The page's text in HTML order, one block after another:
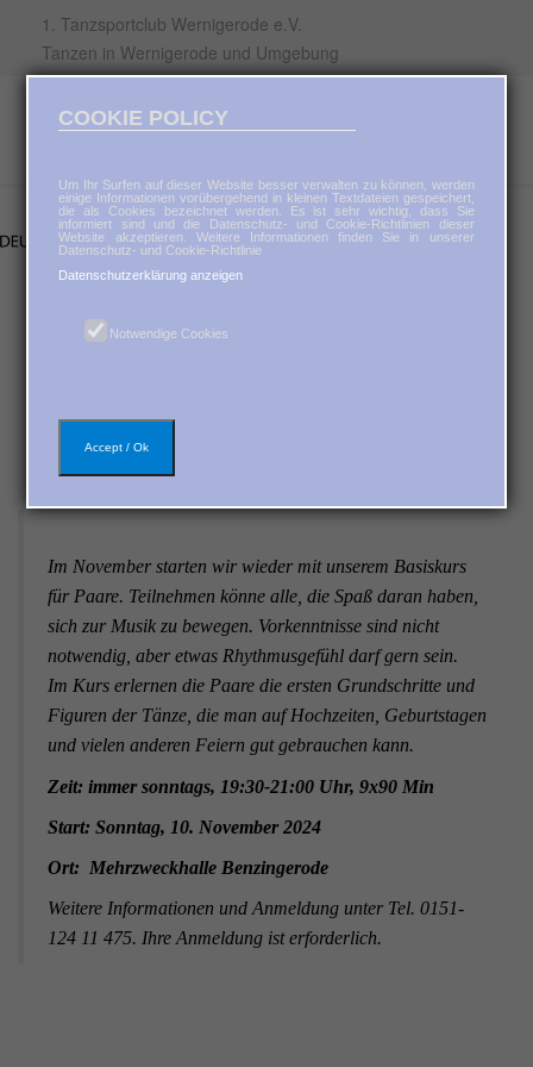
1. Tanzsportclub Wernigerode e.V.
Tanzen in Wernigerode und Umgebung
Im November starten wir wieder mit unserem Basiskurs
für Paare. Teilnehmen könne alle, die Spaß daran haben,
sich zur Musik zu bewegen. Vorkenntnisse sind nicht
notwendig, aber etwas Rhythmusgefühl darf gern sein.
Im Kurs erlernen die Paare die ersten Grundschritte und
Figuren der Tänze, die man auf Hochzeiten, Geburtstagen
und vielen anderen Feiern gut gebrauchen kann.
Zeit: immer sonntags, 19:30-21:00 Uhr, 9x90 Min
Start: Sonntag, 10. November 2024
Ort: Mehrzweckhalle Benzingerode
Weitere Informationen und Anmeldung unter Tel. 0151-
124 11 475. Ihre Anmeldung ist erforderlich.
COOKIE POLICY
Um Ihr Surfen auf dieser Website besser verwalten zu können, werden
einige Informationen vorübergehend in kleinen Textdateien gespeichert,
die als Cookies bezeichnet werden. Es ist sehr wichtig, dass Sie
informiert sind und die Datenschutz- und Cookie-Richtlinien dieser
Website akzeptieren. Weitere Informationen finden Sie in unserer
Datenschutz- und Cookie-Richtlinie
Datenschutzerklärung anzeigen
Notwendige Cookies
Accept / Ok